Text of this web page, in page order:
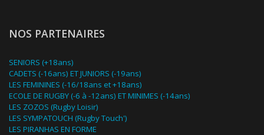
NOS PARTENAIRES
SENIORS (+18ans)
CADETS (-16ans) ET JUNIORS (-19ans)
LES FEMININES (-16/18ans et +18ans)
ECOLE DE RUGBY (-6 à -12ans) ET MINIMES (-14ans)
LES ZOZOS (Rugby Loisir)
LES SYMPATOUCH (Rugby Touch')
LES PIRANHAS EN FORME